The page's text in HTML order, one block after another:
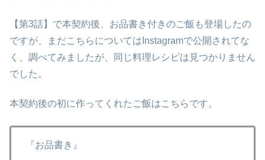
【第3話】で本契約後、お品書き付きのご飯も登場したの
ですが、まだこちらについてはInstagramで公開されてな
く、調べてみましたが、同じ料理レシピは見つかりません
でした。
本契約後の初に作ってくれたご飯はこちらです。
『お品書き』